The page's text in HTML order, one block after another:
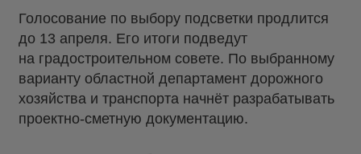
Голосование по выбору подсветки продлится
до 13 апреля. Его итоги подведут
на градостроительном совете. По выбранному
варианту областной департамент дорожного
хозяйства и транспорта начнёт разрабатывать
проектно-сметную документацию.